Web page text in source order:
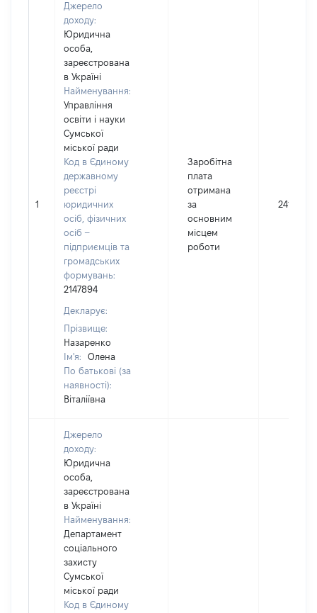
1
Джерело
доходу:
Юридична
особа,
зареєстрована
в Україні
Найменування:
Управління
освіти і науки
Сумської
міської ради
Код в Єдиному
державному
реєстрі
юридичних
осіб, фізичних
осіб –
підприємців та
громадських
формувань:
2147894
Декларує:
Прізвище:
Назаренко
Ім'я:
Олена
По батькові (за
наявності):
Віталіївна
Заробітна
плата
отримана
за
основним
місцем
роботи
241616
Джерело
доходу:
Юридична
особа,
зареєстрована
в Україні
Найменування:
Департамент
соціального
захисту
Сумської
міської ради
Код в Єдиному